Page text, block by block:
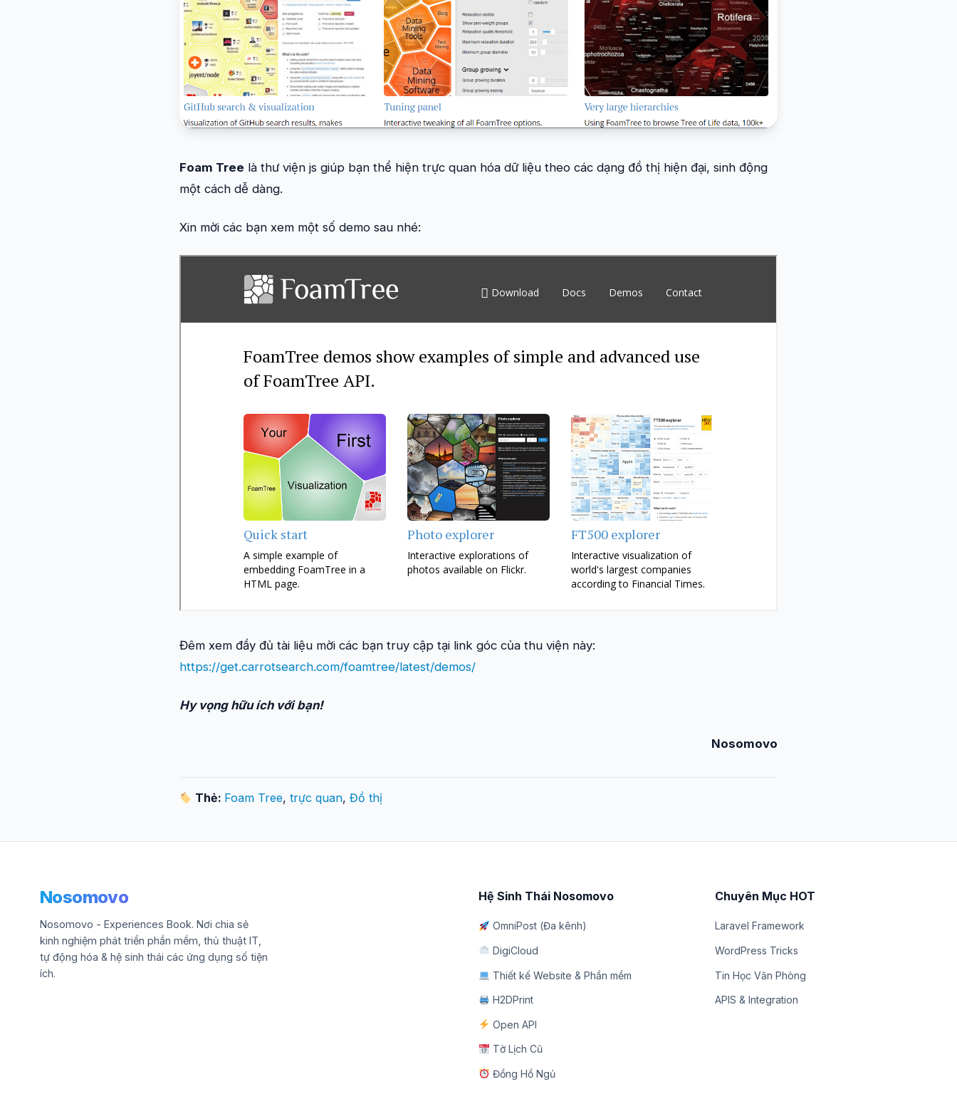
Foam Tree là thư viện js giúp bạn thể hiện trực quan hóa dữ liệu theo các dạng đồ thị hiện đại, sinh động
một cách dễ dàng.
Xin mời các bạn xem một số demo sau nhé:
Đêm xem đầy đủ tài liệu mời các bạn truy cập tại link góc của thu viện này:
https://get.carrotsearch.com/foamtree/latest/demos/
Hy vọng hữu ích với bạn!
Nosomovo
Thẻ: Foam Tree,trực quan,Đồ thị
Nosomovo
Nosomovo - Experiences Book. Nơi chia sẻ
kinh nghiệm phát triển phần mềm, thủ thuật IT,
tự động hóa & hệ sinh thái các ứng dụng số tiện
ích.
Hệ Sinh Thái Nosomovo
OmniPost (Đa kênh)
DigiCloud
Thiết kế Website & Phần mềm
H2DPrint
Open API
Tờ Lịch Cũ
Đồng Hồ Ngủ
Chuyên Mục HOT
Laravel Framework
WordPress Tricks
Tin Học Văn Phòng
APIS & Integration